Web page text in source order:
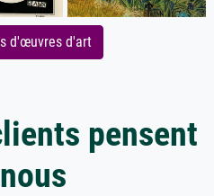
d'œuvres d'art
pensent